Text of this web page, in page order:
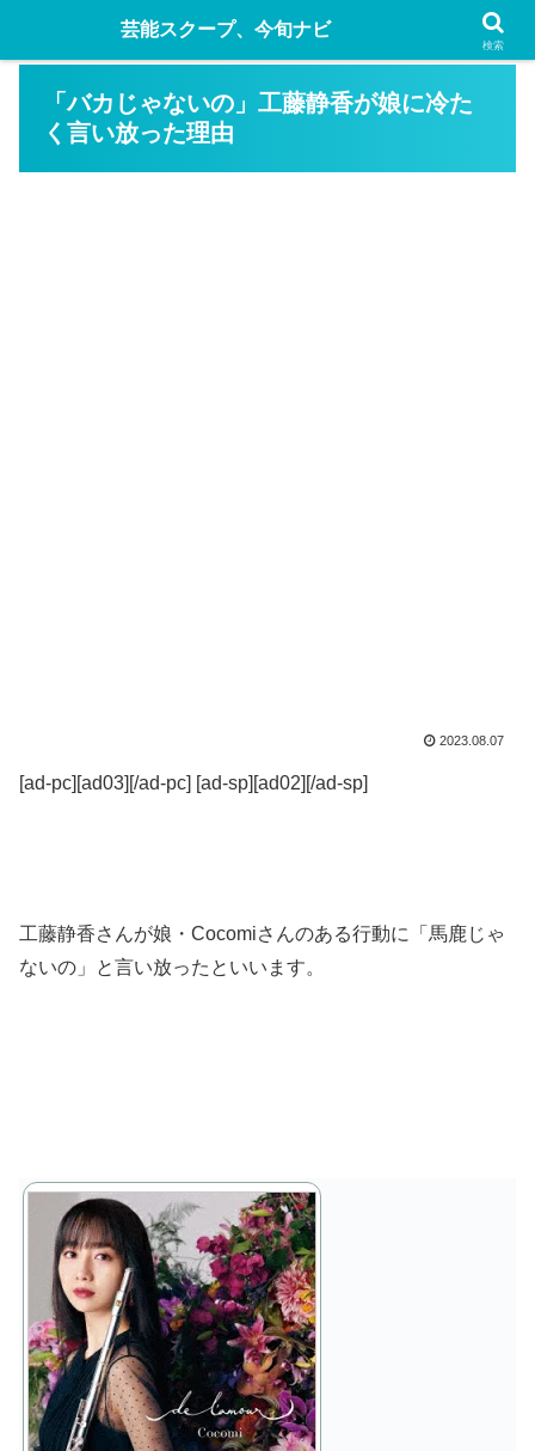
「バカじゃないの」工藤静香が娘に冷た
く言い放った理由
2023.08.07
[ad-pc][ad03][/ad-pc] [ad-sp][ad02][/ad-sp]
工藤静香さんが娘・Cocomiさんのある行動に「馬鹿じゃ
ないの」と言い放ったといいます。
芸能スクープ、今旬ナビ
検索